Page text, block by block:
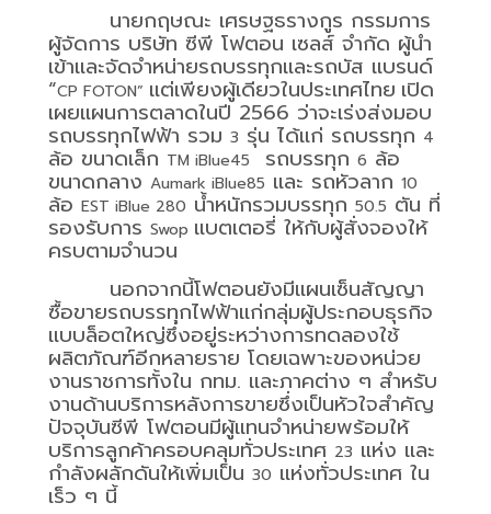
นายกฤษณะ เศรษฐธรางกูร กรรมการ
ผู้จัดการ บริษัท ซีพี โฟตอน เซลส์ จำกัด ผู้นำ
เข้าและจัดจำหน่ายรถบรรทุกและรถบัส แบรนด์
“CP FOTON” แต่เพียงผู้เดียวในประเทศไทย เปิด
เผยแผนการตลาดในปี 2566 ว่าจะเร่งส่งมอบ
รถบรรทุกไฟฟ้า รวม 3 รุ่น ได้แก่ รถบรรทุก 4
ล้อ ขนาดเล็ก TM iBlue45​ รถบรรทุก 6 ล้อ
ขนาดกลาง ​Aumark iBlue85 ​และ รถหัวลาก 10
ล้อ EST iBlue 280 น้ำหนักรวมบรรทุก 50.5 ตัน ที่
รองรับการ Swop แบตเตอรี่​ ให้กับผู้สั่งจองให้
ครบตามจำนวน
นอกจากนี้โฟตอนยังมีแผนเซ็นสัญญา
ซื้อขายรถบรรทุกไฟฟ้าแก่กลุ่มผู้ประกอบธุรกิจ
แบบล็อตใหญ่ซึ่งอยู่ระหว่างการทดลองใช้
ผลิตภัณฑ์อีกหลายราย โดยเฉพาะของหน่วย
งานราชการทั้งใน กทม. และภาคต่าง ๆ สำหรับ
งานด้านบริการหลังการขายซึ่งเป็นหัวใจสำคัญ
ปัจจุบันซีพี โฟตอนมีผู้แทนจำหน่ายพร้อมให้
บริการลูกค้าครอบคลุมทั่วประเทศ 23 แห่ง และ
กำลังผลักดันให้เพิ่มเป็น 30 แห่งทั่วประเทศ ใน
เร็ว ๆ นี้